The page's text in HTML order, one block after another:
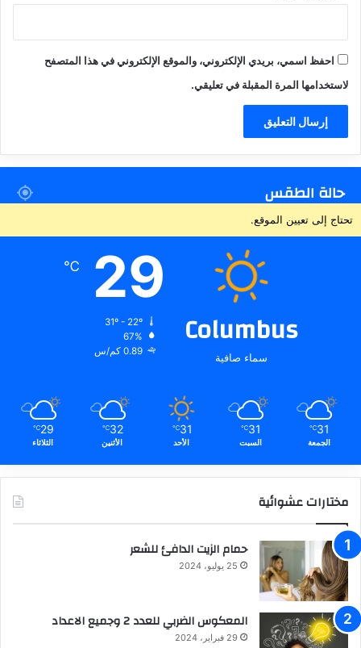
احفظ اسمي، بريدي الإلكتروني، والموقع الإلكتروني في هذا المتصفح
لاستخدامها المرة المقبلة في تعليقي.
حالة الطقس
تحتاج إلى تعيين الموقع.
Columbus
سماء صافية
29
℃
67%
0.89 كم/س
31
℃
الجمعة
31
℃
السبت
31
℃
الأحد
32
℃
الأثنين
29
℃
الثلاثاء
مختارات عشوائية
حمام الزيت الدافئ للشعر
25 يوليو، 2024
المعكوس الضربي للعدد 2 وجميع الاعداد
29 فبراير، 2024